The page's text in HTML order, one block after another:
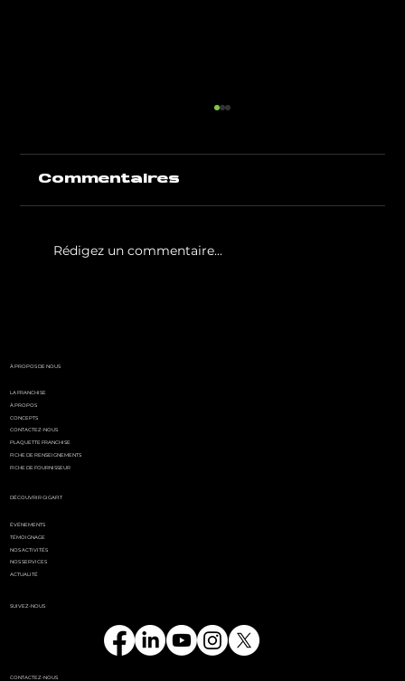
Commentaires
Rédigez un commentaire...
DÉCOUVRIR GIGAFIT
ÉVÉNEMENTS
TÉMOIGNAGE
NOS ACTIVITÉS
NOS SERVICES
ACTUALITÉ
CONTACTEZ-NOUS
À PROPOS DE NOUS
LA FRANCHISE
À PROPOS
CONCEPTS
CONTACTEZ-NOUS
PLAQUETTE FRANCHISE
FICHE DE RENSEIGNEMENTS
FICHE DE FOURNISSEUR
SUIVEZ-NOUS